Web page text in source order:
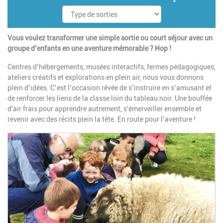
Vous voulez transformer une simple sortie ou court séjour avec un
groupe d’enfants en une aventure mémorable ? Hop !
Centres d’hébergements, musées interactifs, fermes pédagogiques,
ateliers créatifs et explorations en plein air, nous vous donnons
plein d’idées. C’est l’occasion rêvée de s’instruire en s’amusant et
de renforcer les liens de la classe loin du tableau noir. Une bouffée
d'air frais pour apprendre autrement, s'émerveiller ensemble et
revenir avec des récits plein la tête. En route pour l’aventure !